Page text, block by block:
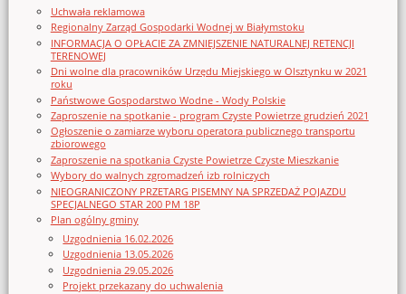
Uchwała reklamowa
Regionalny Zarząd Gospodarki Wodnej w Białymstoku
INFORMACJA O OPŁACIE ZA ZMNIEJSZENIE NATURALNEJ RETENCJI
TERENOWEJ
Dni wolne dla pracowników Urzędu Miejskiego w Olsztynku w 2021
roku
Państwowe Gospodarstwo Wodne - Wody Polskie
Zaproszenie na spotkanie - program Czyste Powietrze grudzień 2021
Ogłoszenie o zamiarze wyboru operatora publicznego transportu
zbiorowego
Zaproszenie na spotkania Czyste Powietrze Czyste Mieszkanie
Wybory do walnych zgromadzeń izb rolniczych
NIEOGRANICZONY PRZETARG PISEMNY NA SPRZEDAŻ POJAZDU
SPECJALNEGO STAR 200 PM 18P
Plan ogólny gminy
Uzgodnienia 16.02.2026
Uzgodnienia 13.05.2026
Uzgodnienia 29.05.2026
Projekt przekazany do uchwalenia